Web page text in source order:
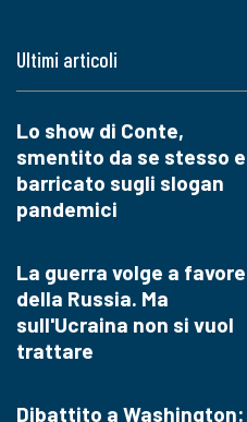
Ultimi articoli
Lo show di Conte,
smentito da se stesso e
barricato sugli slogan
pandemici
La guerra volge a favore
della Russia. Ma
sull'Ucraina non si vuol
trattare
Dibattito a Washington: